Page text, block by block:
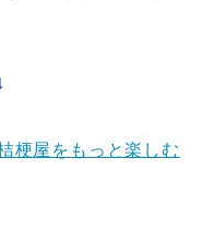
梗屋をもっと楽しむ